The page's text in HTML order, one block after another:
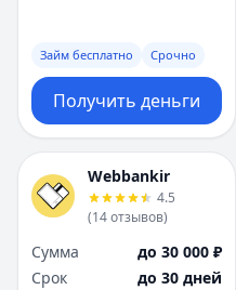
Займ бесплатно Срочно
Получить деньги
Webbankir
4.5
(14отзывов)
Сумма
до 30 000 ₽
Срок
до 30 дней